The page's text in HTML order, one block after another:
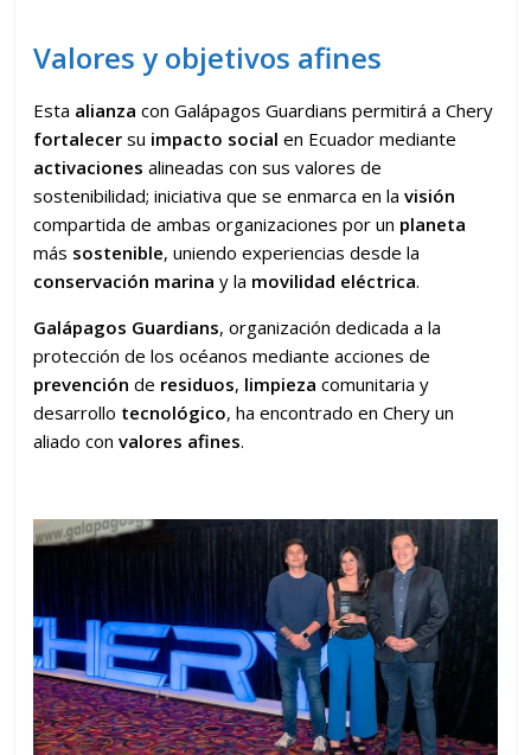
Valores y objetivos afines
Esta alianza con Galápagos Guardians permitirá a Chery
fortalecer su impacto social en Ecuador mediante
activaciones alineadas con sus valores de
sostenibilidad; iniciativa que se enmarca en lavisión
compartida de ambas organizaciones por un planeta
más sostenible, uniendo experiencias desde la
conservación marina y la movilidad eléctrica.
Galápagos Guardians, organización dedicada a la
protección de los océanos mediante acciones de
prevención de residuos, limpieza comunitaria y
desarrollo tecnológico, ha encontrado en Chery un
aliado convalores afines.